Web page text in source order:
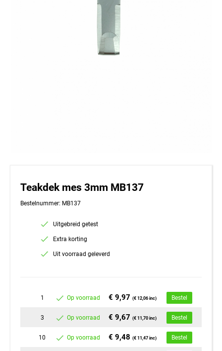
Teakdek mes 3mm MB137
Bestelnummer: MB137
Uitgebreid getest
Extra korting
Uit voorraad geleverd
1 Op voorraad € 9,97(€ 12,06 inc) Bestel
3 Op voorraad € 9,67(€ 11,70 inc) Bestel
10 Op voorraad € 9,48(€ 11,47 inc) Bestel